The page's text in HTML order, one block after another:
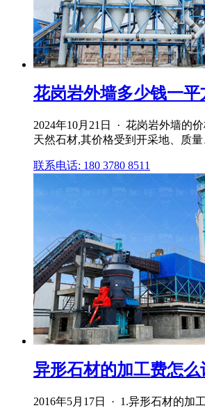
花岗岩外墙多少钱一平
2024年10月21日 · 花岗岩外墙的
天然石材,其价格受到开采地、质
联系电话: 180 3780 8511
异形石材的加工费怎
2016年5月17日 · 1.异形石材的加